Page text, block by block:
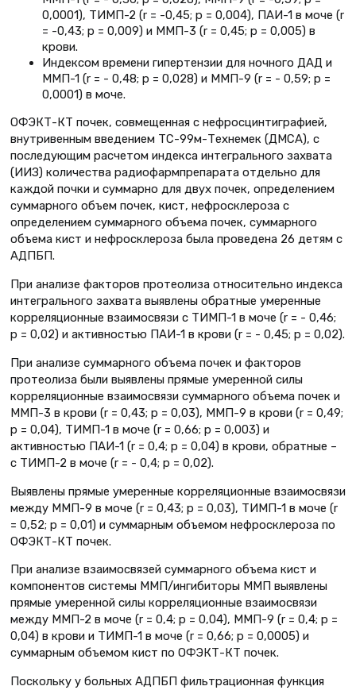
0,0001), ТИМП-2 (r = -0,45; p = 0,004), ПАИ-1 в моче (r
= -0,43; p = 0,009) и ММП-3 (r = 0,45; p = 0,005) в
крови.
Индексом времени гипертензии для ночного ДАД и
ММП-1 (r = - 0,48; p = 0,028) и ММП-9 (r = - 0,59; p =
0,0001) в моче.
ОФЭКТ-КТ почек, совмещенная с нефросцинтиграфией,
внутривенным введением ТС-99м-Технемек (ДМСА), с
последующим расчетом индекса интегрального захвата
(ИИЗ) количества радиофармпрепарата отдельно для
каждой почки и суммарно для двух почек, определением
суммарного объем почек, кист, нефросклероза с
определением суммарного объема почек, суммарного
объема кист и нефросклероза была проведена 26 детям с
АДПБП.
При анализе факторов протеолиза относительно индекса
интегрального захвата выявлены обратные умеренные
корреляционные взаимосвязи с ТИМП-1 в моче (r = - 0,46;
р = 0,02) и активностью ПАИ-1 в крови (r = - 0,45; р = 0,02).
При анализе суммарного объема почек и факторов
протеолиза были выявлены прямые умеренной силы
корреляционные взаимосвязи суммарного объема почек и
ММП-3 в крови (r = 0,43; р = 0,03), ММП-9 в крови (r = 0,49;
р = 0,04), ТИМП-1 в моче (r = 0,66; р = 0,003) и
активностью ПАИ-1 (r = 0,4; р = 0,04) в крови, обратные –
с ТИМП-2 в моче (r = - 0,4; р = 0,02).
Выявлены прямые умеренные корреляционные взаимосвязи
между ММП-9 в моче (r = 0,43; р = 0,03), ТИМП-1 в моче (r
= 0,52; р = 0,01) и суммарным объемом нефросклероза по
ОФЭКТ-КТ почек.
При анализе взаимосвязей суммарного объема кист и
компонентов системы ММП/ингибиторы ММП выявлены
прямые умеренной силы корреляционные взаимосвязи
между ММП-2 в моче (r = 0,4; р = 0,04), ММП-9 (r = 0,4; р =
0,04) в крови и ТИМП-1 в моче (r = 0,66; р = 0,0005) и
суммарным объемом кист по ОФЭКТ-КТ почек.
Поскольку у больных АДПБП фильтрационная функция